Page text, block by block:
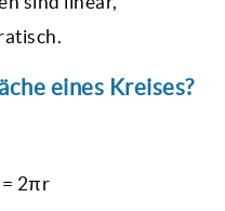
eines Kreises?
= 2πr